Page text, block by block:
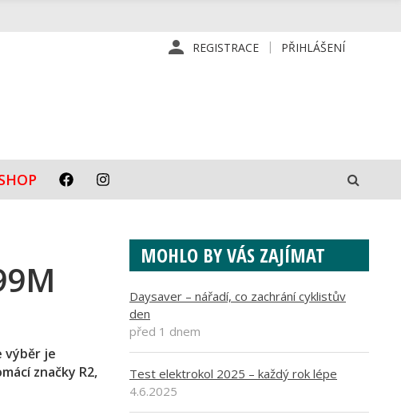
REGISTRACE PŘIHLÁŠENÍ
výběr je
značky R2,
MOHLO BY VÁS ZAJÍMAT
Daysaver – nářadí, co zachrání cyklistův
den
před 1 dnem
Test elektrokol 2025 – každý rok lépe
4.6.2025